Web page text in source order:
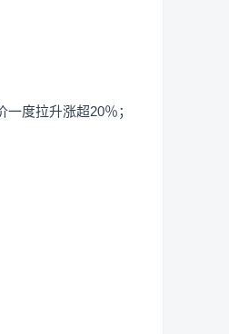
度拉升涨超20％；